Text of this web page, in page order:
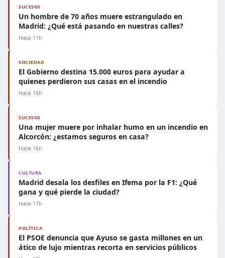
SUCESOS
Un hombre de 70 años muere estrangulado en
Madrid: ¿Qué está pasando en nuestras calles?
Hace 11h
SOCIEDAD
El Gobierno destina 15.000 euros para ayudar a
quienes perdieron sus casas en el incendio
Hace 16h
SUCESOS
Una mujer muere por inhalar humo en un incendio en
Alcorcón: ¿estamos seguros en casa?
Hace 16h
CULTURA
Madrid desala los desfiles en Ifema por la F1: ¿Qué
gana y qué pierde la ciudad?
Hace 17h
POLÍTICA
El PSOE denuncia que Ayuso se gasta millones en un
ático de lujo mientras recorta en servicios públicos